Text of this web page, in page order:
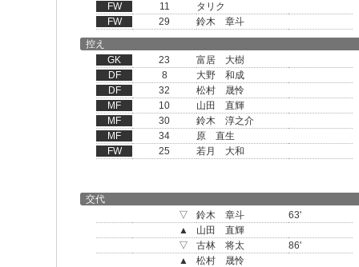
FW
11
タリク
FW
29
鈴木 章斗
控え
GK
23
富居 大樹
DF
8
大野 和成
DF
32
松村 晟怜
MF
10
山田 直輝
MF
30
鈴木 淳之介
MF
34
原 直生
FW
25 若月 大和
交代
▽
鈴木 章斗
63'
▲
山田 直輝
▽
古林 将太
86'
▲
松村 晟怜